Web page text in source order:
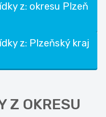
z: okresu Plzeň
z: Plzeňský kraj
Z OKRESU